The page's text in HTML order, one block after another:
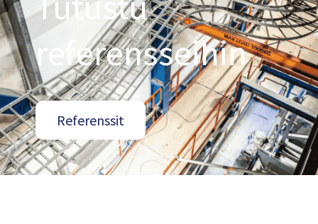
referensseihin
Referenssit